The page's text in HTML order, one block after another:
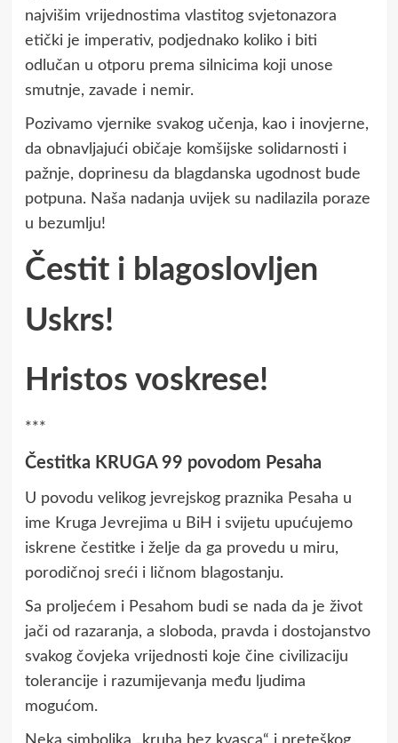
najvišim vrijednostima vlastitog svjetonazora
etički je imperativ, podjednako koliko i biti
odlučan u otporu prema silnicima koji unose
smutnje, zavade i nemir.
Pozivamo vjernike svakog učenja, kao i inovjerne,
da obnavljajući običaje komšijske solidarnosti i
pažnje, doprinesu da blagdanska ugodnost bude
potpuna. Naša nadanja uvijek su nadilazila poraze
u bezumlju!
Čestit i blagoslovljen
Uskrs!
Hristos voskrese!
***
Čestitka KRUGA 99 povodom Pesaha
U povodu velikog jevrejskog praznika Pesaha u
ime Kruga Jevrejima u BiH i svijetu upućujemo
iskrene čestitke i želje da ga provedu u miru,
porodičnoj sreći i ličnom blagostanju.
Sa proljećem i Pesahom budi se nada da je život
jači od razaranja, a sloboda, pravda i dostojanstvo
svakog čovjeka vrijednosti koje čine civilizaciju
tolerancije i razumijevanja među ljudima
mogućom.